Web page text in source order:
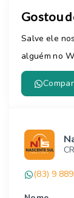
Gostou
Salve ele
alguém no
(83) 9